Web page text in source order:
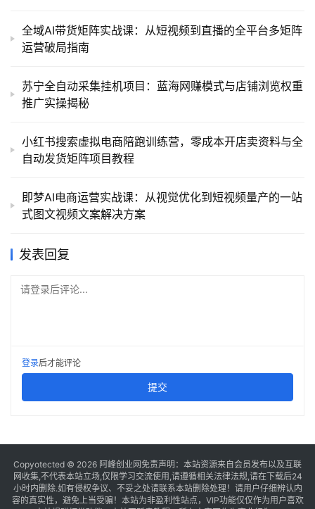
全域AI带货矩阵实战课：从短视频到直播的全平台多矩阵
运营破局指南
苏宁全自动采集挂机项目：蓝海网赚模式与店铺浏览权重
推广实操揭秘
小红书搜索虚拟电商陪跑训练营，零成本开店卖资料与全
自动发货矩阵项目教程
即梦AI电商运营实战课：从视觉优化到短视频量产的一站
式图文视频文案解决方案
发表回复
请登录后评论...
登录后才能评论
提交
Copyotected © 2026 阿峰创业网 免责声明：本站资源来自会员发布以及互联
网收集,不代表本站立场,仅限学习交流使用,请遵循相关法律法规,请在下载后24
小时内删除.如有侵权争议、不妥之处请联系本站删除处理！请用户仔细辨认内
容的真实性，避免上当受骗！本站为非盈利性站点，VIP功能仅仅作为用户喜欢